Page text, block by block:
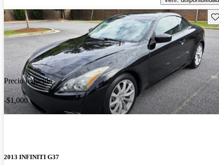
Precio reducido
-$1,000
2013 INFINITI G37